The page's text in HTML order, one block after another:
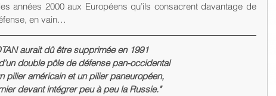
années 2000 aux Européens qu’ils consacrent davantage de
en vain…
aurait dû être supprimée en 1991
double pôle de défense pan-occidental
pilier américain et un pilier paneuropéen,
devant intégrer peu à peu la Russie."